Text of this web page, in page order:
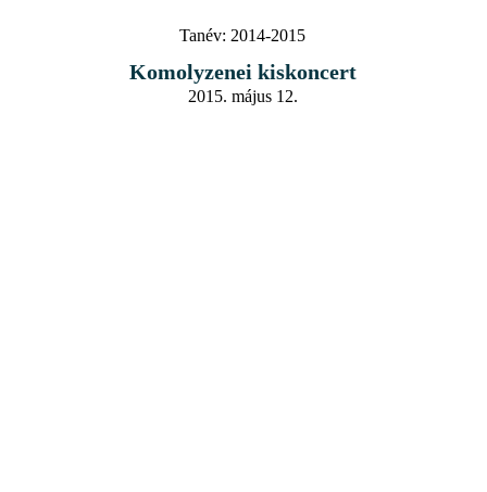
Tanév: 2014-2015
Komolyzenei kiskoncert
2015. május 12.